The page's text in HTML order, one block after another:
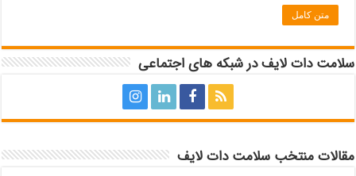
متن کامل
سلامت دات لایف در شبکه های اجتماعی
مقالات منتخب سلامت دات لایف